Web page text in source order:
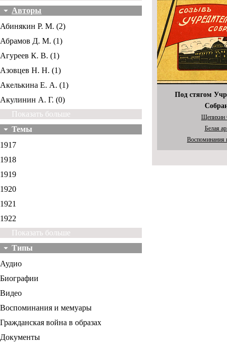
Авторы
Абинякин Р. М. (2)
Абрамов Д. М. (1)
Агуреев К. В. (1)
Азовцев Н. Н. (1)
Акелькина Е. А. (1)
Акулинин А. Г. (0)
Показать больше
Темы
1917
1918
1919
1920
1921
1922
Показать больше
Типы
Аудио
Биографии
Видео
Воспоминания и мемуары
Гражданская война в образах
Документы
Под стягом
Щепихин
Белая
Воспоминания